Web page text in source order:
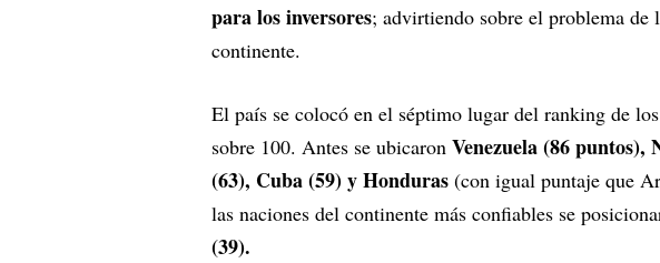
para los inversores; advirtiendo sobre el problema de
continente.
El país se colocó en el séptimo lugar del ranking de
sobre 100. Antes se ubicaron Venezuela (86
(63), Cuba (59) y Honduras (con igual puntaje que
las naciones del continente más confiables se
(39).